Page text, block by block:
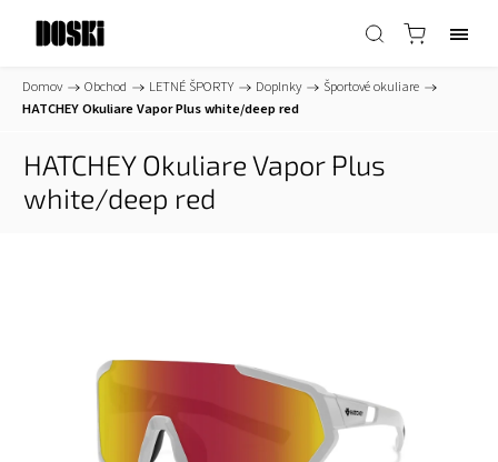
Domov / Obchod / LETNÉ ŠPORTY / Doplnky / Športové okuliare /
HATCHEY Okuliare Vapor Plus white/deep red
HATCHEY Okuliare Vapor Plus
white/deep red